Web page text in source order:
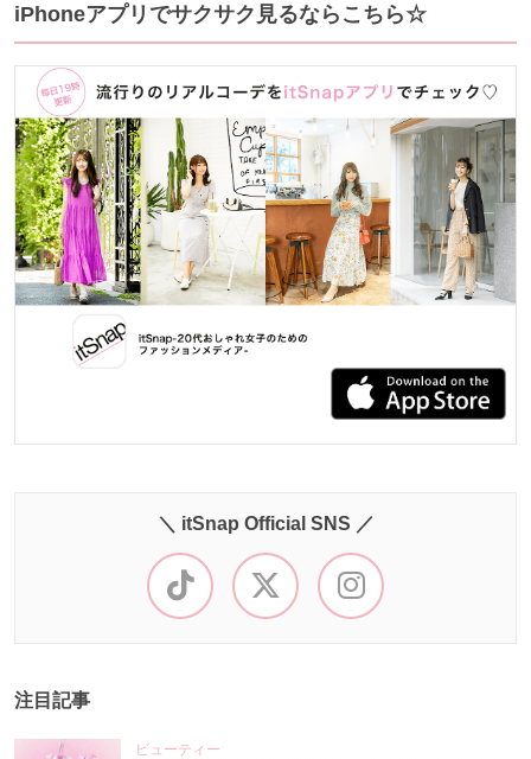
iPhoneアプリでサクサク見るならこちら☆
＼ itSnap Official SNS ／
注目記事
ビューティー